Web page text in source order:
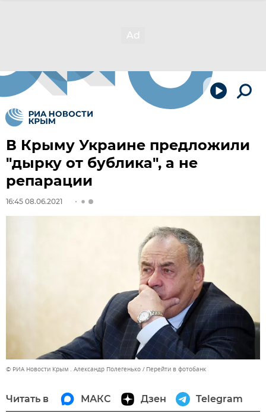
В Крыму Украине предложили
"дырку от бублика", а не
репарации
16:45 08.06.2021
© РИА Новости Крым . Александр Полегенько Перейти в фотобанк
Читать в МАКС Дзен Telegram